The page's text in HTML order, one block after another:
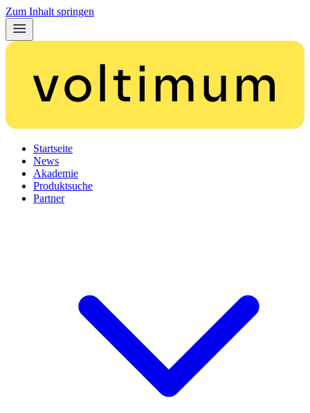
Zum Inhalt springen
Startseite
News
Akademie
Produktsuche
Partner